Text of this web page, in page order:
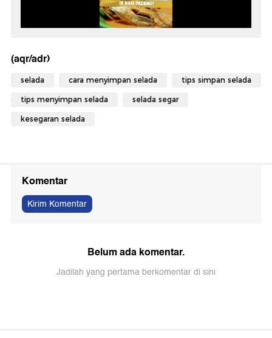
(aqr/adr)
selada cara menyimpan selada tips simpan selada
tips menyimpan selada selada segar
kesegaran selada
Komentar
Kirim Komentar
Belum ada komentar.
Jadilah yang pertama berkomentar di sini